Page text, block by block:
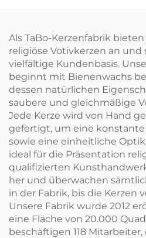
Als TaBo-Kerzenfabrik
religiöse Votivkerzen an und
vielfältige Kundenbasis.
beginnt mit Bienenwachs
dessen natürlichen
saubere und gleichmäßige
Jede Kerze wird von Hand
gefertigt, um eine konstante
sowie eine einheitliche
ideal für die Präsentation
qualifizierten
her und überwachen
in der Fabrik, bis die Kerzen
Unsere Fabrik wurde 2012
eine Fläche von 20.000
beschäftigen 118